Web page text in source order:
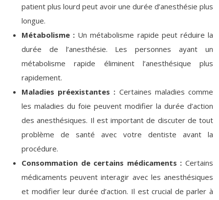
patient plus lourd peut avoir une durée d’anesthésie plus
longue.
Métabolisme : Un métabolisme rapide peut réduire la
durée de l’anesthésie. Les personnes ayant un
métabolisme rapide éliminent l’anesthésique plus
rapidement.
Maladies préexistantes : Certaines maladies comme
les maladies du foie peuvent modifier la durée d’action
des anesthésiques. Il est important de discuter de tout
problème de santé avec votre dentiste avant la
procédure.
Consommation de certains médicaments : Certains
médicaments peuvent interagir avec les anesthésiques
et modifier leur durée d’action. Il est crucial de parler à